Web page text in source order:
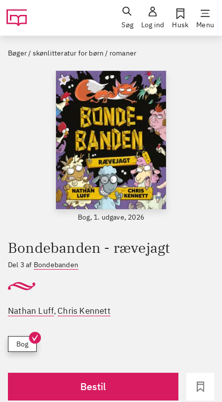
Søg Log ind Husk Menu
Bøger / skønlitteratur for børn / romaner
Bog, 1. udgave, 2026
Bondebanden - rævejagt
Del 3 af Bondebanden
Nathan Luff, Chris Kennett
Bog
Bestil